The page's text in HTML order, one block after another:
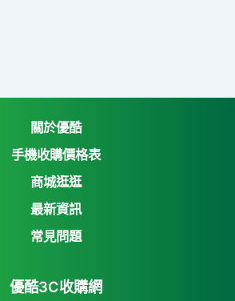
關於優酷
手機收購價格表
商城逛逛
優酷3C收購網
Yahoo購物中心
7-11 i open mall
最新資訊
常見問題
優酷3C收購網